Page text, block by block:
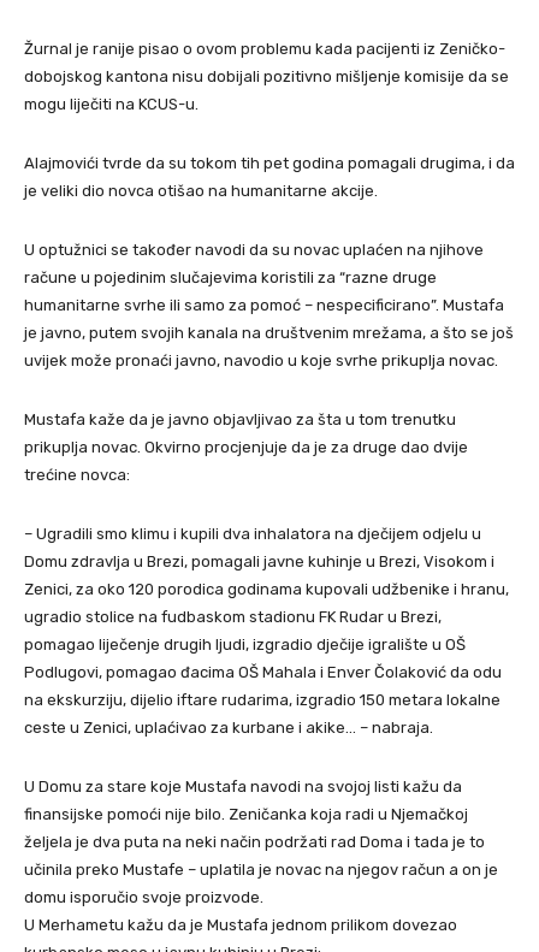
Žurnal je ranije pisao o ovom problemu kada pacijenti iz Zeničko-
dobojskog kantona nisu dobijali pozitivno mišljenje komisije da se
mogu liječiti na KCUS-u.
Alajmovići tvrde da su tokom tih pet godina pomagali drugima, i da
je veliki dio novca otišao na humanitarne akcije.
U optužnici se također navodi da su novac uplaćen na njihove
račune u pojedinim slučajevima koristili za “razne druge
humanitarne svrhe ili samo za pomoć – nespecificirano”. Mustafa
je javno, putem svojih kanala na društvenim mrežama, a što se još
uvijek može pronaći javno, navodio u koje svrhe prikuplja novac.
Mustafa kaže da je javno objavljivao za šta u tom trenutku
prikuplja novac. Okvirno procjenjuje da je za druge dao dvije
trećine novca:
– Ugradili smo klimu i kupili dva inhalatora na dječijem odjelu u
Domu zdravlja u Brezi, pomagali javne kuhinje u Brezi, Visokom i
Zenici, za oko 120 porodica godinama kupovali udžbenike i hranu,
ugradio stolice na fudbaskom stadionu FK Rudar u Brezi,
pomagao liječenje drugih ljudi, izgradio dječije igralište u OŠ
Podlugovi, pomagao đacima OŠ Mahala i Enver Čolaković da odu
na ekskurziju, dijelio iftare rudarima, izgradio 150 metara lokalne
ceste u Zenici, uplaćivao za kurbane i akike… – nabraja.
U Domu za stare koje Mustafa navodi na svojoj listi kažu da
finansijske pomoći nije bilo. Zeničanka koja radi u Njemačkoj
željela je dva puta na neki način podržati rad Doma i tada je to
učinila preko Mustafe – uplatila je novac na njegov račun a on je
domu isporučio svoje proizvode.
U Merhametu kažu da je Mustafa jednom prilikom dovezao